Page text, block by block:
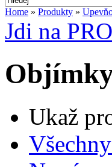
Home » Produkty »
Jdi na
Ukaž